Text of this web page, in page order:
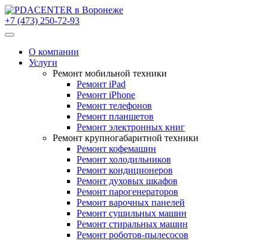
+7 (473) 250-72-93
О компании
Услуги
Ремонт мобильной техники
Ремонт iPad
Ремонт iPhone
Ремонт телефонов
Ремонт планшетов
Ремонт электронных книг
Ремонт крупногабаритной техники
Ремонт кофемашин
Ремонт холодильников
Ремонт кондиционеров
Ремонт духовых шкафов
Ремонт парогенераторов
Ремонт варочных панелей
Ремонт сушильных машин
Ремонт стиральных машин
Ремонт роботов-пылесосов